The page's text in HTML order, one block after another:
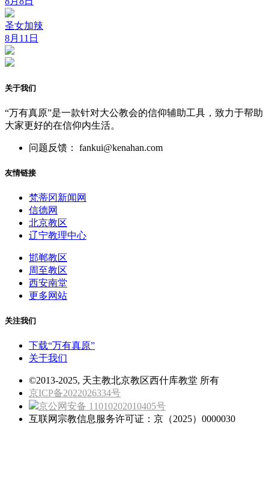
圣女加辣
8月11日
关于我们
“万有真原”是一款针对大公教会的信仰辅助工具，致力于帮助
大家更好的在信仰内生活。
问题反馈： fankui@kenahan.com
友情链接
梵蒂冈新闻网
信德网
北京教区
辽宁教理中心
邯郸教区
周至教区
西安南堂
更多网站
关注我们
下载“万有真原”
关于我们
©2013-2025, 天主教北京教区西什库教堂 所有
京ICP备2022026334号
京公网安备 11010202010405号
互联网宗教信息服务许可证：京（2025）0000030